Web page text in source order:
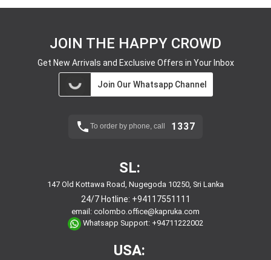
JOIN THE HAPPY CROWD
Get New Arrivals and Exclusive Offers in Your Inbox
Join Our Whatsapp Channel
To order by phone, call 1337
SL:
147 Old Kottawa Road, Nugegoda 10250, Sri Lanka
24/7 Hotline: +94117551111
email: colombo.office@kapruka.com
Whatsapp Support: +94711222002
USA: